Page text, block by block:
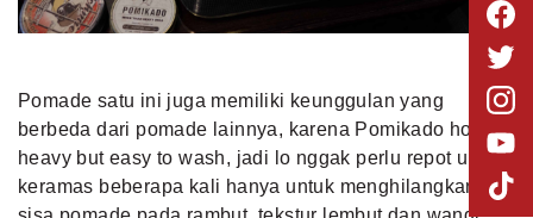
Pomade satu ini juga memiliki keunggulan yang
berbeda dari pomade lainnya, karena Pomikado hold
heavy but easy to wash, jadi lo nggak perlu repot untuk
keramas beberapa kali hanya untuk menghilangkan